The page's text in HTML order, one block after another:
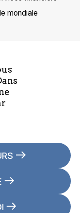
mondiale